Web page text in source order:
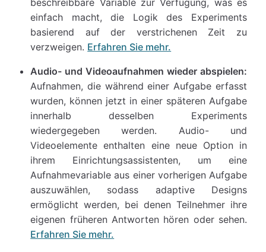
beschreibbare Variable zur Verfügung, was es
einfach macht, die Logik des Experiments
basierend auf der verstrichenen Zeit zu
verzweigen. Erfahren Sie mehr.
Audio- und Videoaufnahmen wieder abspielen:
Aufnahmen, die während einer Aufgabe erfasst
wurden, können jetzt in einer späteren Aufgabe
innerhalb desselben Experiments
wiedergegeben werden. Audio- und
Videoelemente enthalten eine neue Option in
ihrem Einrichtungsassistenten, um eine
Aufnahmevariable aus einer vorherigen Aufgabe
auszuwählen, sodass adaptive Designs
ermöglicht werden, bei denen Teilnehmer ihre
eigenen früheren Antworten hören oder sehen.
Erfahren Sie mehr.